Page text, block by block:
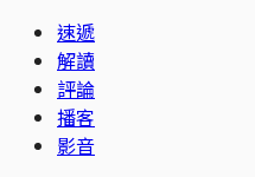
速遞
解讀
評論
播客
影音